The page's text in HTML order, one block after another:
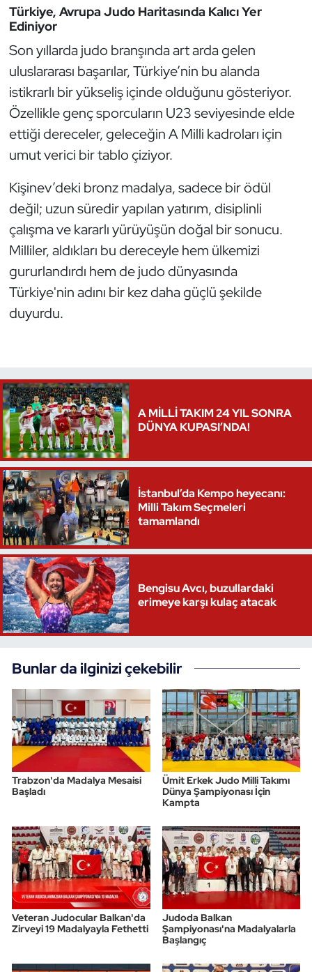
Türkiye, Avrupa Judo Haritasında Kalıcı Yer
Ediniyor
Son yıllarda judo branşında art arda gelen
uluslararası başarılar, Türkiye’nin bu alanda
istikrarlı bir yükseliş içinde olduğunu gösteriyor.
Özellikle genç sporcuların U23 seviyesinde elde
ettiği dereceler, geleceğin A Milli kadroları için
umut verici bir tablo çiziyor.
Kişinev’deki bronz madalya, sadece bir ödül
değil; uzun süredir yapılan yatırım, disiplinli
çalışma ve kararlı yürüyüşün doğal bir sonucu.
Milliler, aldıkları bu dereceyle hem ülkemizi
gururlandırdı hem de judo dünyasında
Türkiye'nin adını bir kez daha güçlü şekilde
duyurdu.
A MİLLİ TAKIM 24 YIL SONRA
DÜNYA KUPASI’NDA!
İstanbul’da Kempo heyecanı:
Milli Takım Seçmeleri
tamamlandı
Bengisu Avcı, buzullardaki
erimeye karşı kulaç atacak
Bunlar da ilginizi çekebilir
Trabzon'da Madalya Mesaisi
Başladı
Ümit Erkek Judo Milli Takımı
Dünya Şampiyonası İçin
Kampta
Veteran Judocular Balkan'da
Zirveyi 19 Madalyayla Fethetti
Judoda Balkan
Şampiyonası'na Madalyalarla
Başlangıç
Triatlon
Voleybol
Vücut Geliştirme Fitness
Wushu Kungfu
Yüzme